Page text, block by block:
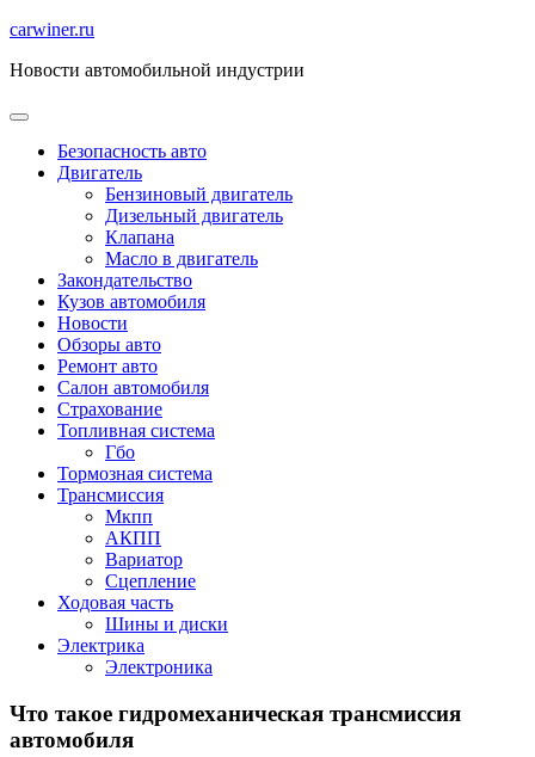
Перейти
содержимому
carwiner.ru
Новости автомобильной индустрии
Безопасность авто
Двигатель
Бензиновый двигатель
Дизельный двигатель
Клапана
Масло в двигатель
Закондательство
Кузов автомобиля
Новости
Обзоры авто
Ремонт авто
Салон автомобиля
Страхование
Топливная система
Гбо
Тормозная система
Трансмиссия
Мкпп
АКПП
Вариатор
Сцепление
Ходовая часть
Шины и диски
Электрика
Электроника
Что такое гидромеханическая трансмиссия
автомобиля